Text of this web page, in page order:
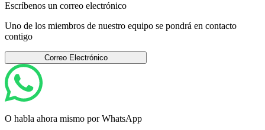
Escríbenos un correo electrónico
Uno de los miembros de nuestro equipo se pondrá en contacto
contigo
Correo Electrónico
O habla ahora mismo por WhatsApp